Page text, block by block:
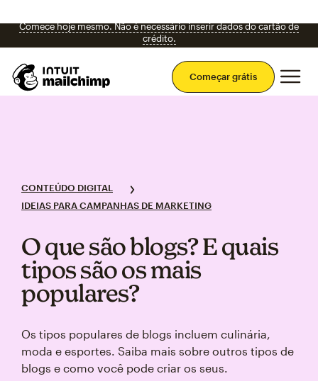
Comece hoje mesmo. Não é necessário inserir dados do cartão de
crédito.
Começar grátis
CONTEÚDO DIGITAL
IDEIAS PARA CAMPANHAS DE MARKETING
O que são blogs? E quais
tipos são os mais
populares?
Os tipos populares de blogs incluem culinária,
moda e esportes. Saiba mais sobre outros tipos de
blogs e como você pode criar os seus.